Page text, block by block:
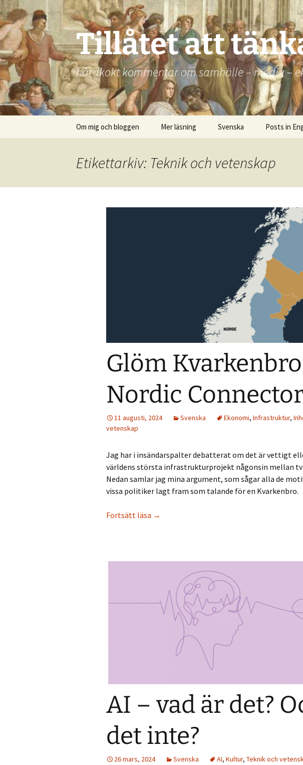
Hoppa
till
innehåll
Tillåtet att
hårdkokt kommentar om samhälle – media –
Om mig och bloggen Mer läsning Svenska Posts in
Etikettarkiv: Teknik och vetenskap
Glöm
Nordic
11 augusti, 2024 Svenska Ekonomi, Infrastruktur,
vetenskap
Jag har i insändarspalter debatterat om det är vettigt
världens största infrastrukturprojekt någonsin mellan
Nedan samlar jag mina argument, som sågar alla de
vissa politiker lagt fram som talande för en Kvarkenbro.
Fortsätt läsa Glöm Kvarkenbron – ”The Nordic Connector”
→
AI – vad är det?
det inte?
26 mars, 2024 Svenska AI, Kultur, Teknik och